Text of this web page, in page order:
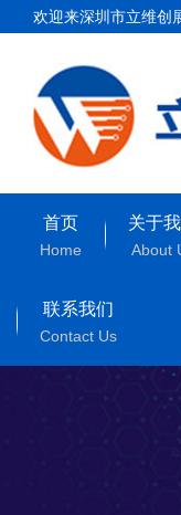
欢迎来深圳市立维创
首页
Home
关于
About
联系我们
Contact Us